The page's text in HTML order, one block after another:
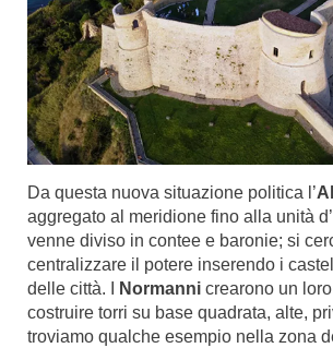
Da questa nuova situazione politica l’
aggregato al meridione fino alla unità
venne diviso in contee e baronie; si
centralizzare il potere inserendo i
delle città. I
Normanni crearono un
costruire torri su base quadrata, alte,
troviamo qualche esempio nella zona